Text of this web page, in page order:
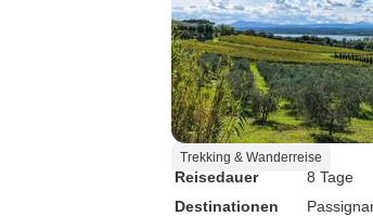
Trekking & Wanderreise
Reisedauer
8 Tage
Destinationen